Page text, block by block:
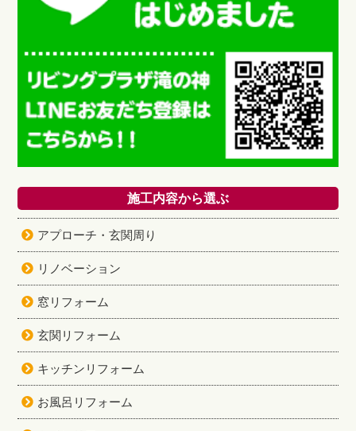
施工内容から選ぶ
アプローチ・玄関周り
リノベーション
窓リフォーム
玄関リフォーム
キッチンリフォーム
お風呂リフォーム